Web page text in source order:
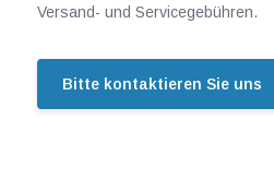
Versand- und Servicegebühren.
Bitte kontaktieren Sie uns